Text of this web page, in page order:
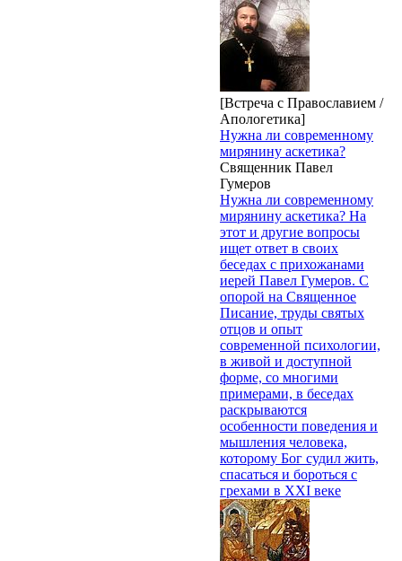
[Встреча с Православием /
Апологетика]
Нужна ли современному
мирянину аскетика?
Священник Павел
Гумеров
Нужна ли современному
мирянину аскетика? На
этот и другие вопросы
ищет ответ в своих
беседах с прихожанами
иерей Павел Гумеров. С
опорой на Священное
Писание, труды святых
отцов и опыт
современной психологии,
в живой и доступной
форме, со многими
примерами, в беседах
раскрываются
особенности поведения и
мышления человека,
которому Бог судил жить,
спасаться и бороться с
грехами в XXI веке